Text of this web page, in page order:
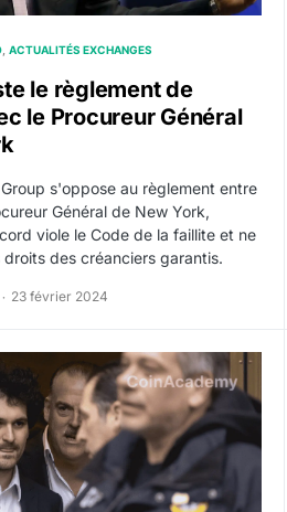
ACTUALITÉS EXCHANGES
le règlement de
le Procureur Général
s'oppose au règlement entre
Général de New York,
viole le Code de la faillite et ne
des créanciers garantis.
23 février 2024
une créance de 175